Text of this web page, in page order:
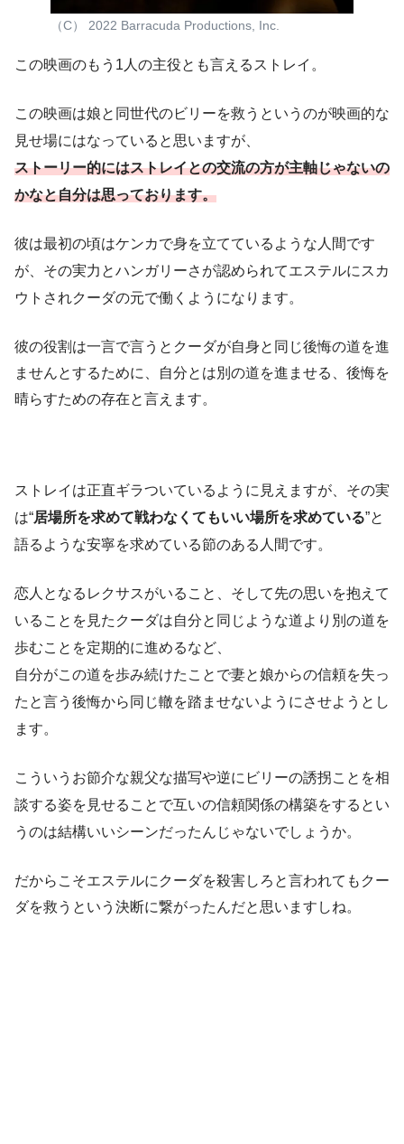
（C） 2022 Barracuda Productions, Inc.
この映画のもう1人の主役とも言えるストレイ。
この映画は娘と同世代のビリーを救うというのが映画的な
見せ場にはなっていると思いますが、
ストーリー的にはストレイとの交流の方が主軸じゃないの
かなと自分は思っております。
彼は最初の頃はケンカで身を立てているような人間です
が、その実力とハンガリーさが認められてエステルにスカ
ウトされクーダの元で働くようになります。
彼の役割は一言で言うとクーダが自身と同じ後悔の道を進
ませんとするために、自分とは別の道を進ませる、後悔を
晴らすための存在と言えます。
ストレイは正直ギラついているように見えますが、その実
は“居場所を求めて戦わなくてもいい場所を求めている”と
語るような安寧を求めている節のある人間です。
恋人となるレクサスがいること、そして先の思いを抱えて
いることを見たクーダは自分と同じような道より別の道を
歩むことを定期的に進めるなど、
自分がこの道を歩み続けたことで妻と娘からの信頼を失っ
たと言う後悔から同じ轍を踏ませないようにさせようとし
ます。
こういうお節介な親父な描写や逆にビリーの誘拐ことを相
談する姿を見せることで互いの信頼関係の構築をするとい
うのは結構いいシーンだったんじゃないでしょうか。
だからこそエステルにクーダを殺害しろと言われてもクー
ダを救うという決断に繋がったんだと思いますしね。